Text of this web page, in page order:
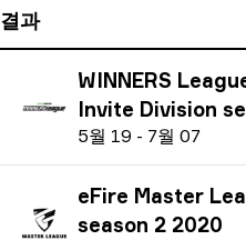
결과
WINNERS
Invite Division
5월 19 - 7월 07
eFire Master
season 2 2020